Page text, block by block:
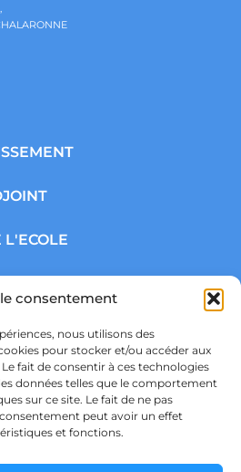
consentement
nous utilisons des
pour stocker et/ou accéder aux
fait de consentir à ces technologies
données telles que le comportement
sur ce site. Le fait de ne pas
peut avoir un effet
et fonctions.
L'ECOLE
SCOLAIRE